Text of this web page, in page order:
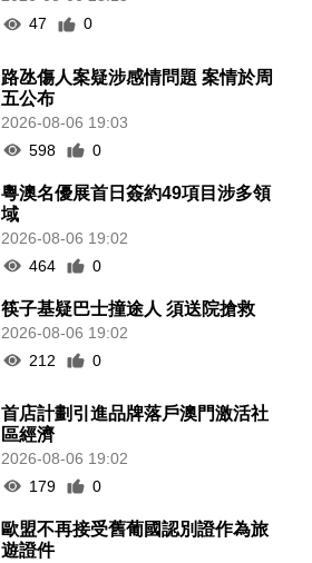
47
0
路氹傷人案疑涉感情問題 案情於周
五公布
2026-08-06 19:03
598
0
粵澳名優展首日簽約49項目涉多領
域
2026-08-06 19:02
464
0
筷子基疑巴士撞途人 須送院搶救
2026-08-06 19:02
212
0
首店計劃引進品牌落戶澳門激活社
區經濟
2026-08-06 19:02
179
0
歐盟不再接受舊葡國認別證作為旅
遊證件